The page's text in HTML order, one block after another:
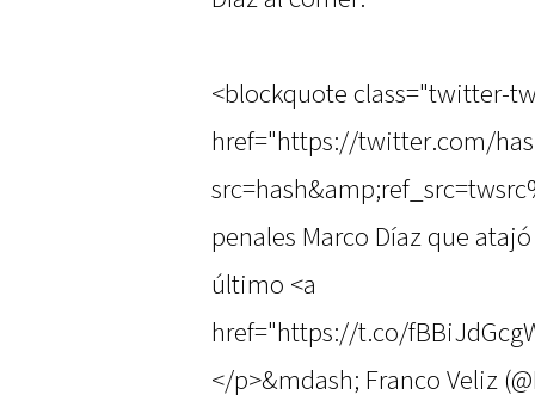
<blockquote class="twitter-
href="https://twitter.com/
penales Marco Díaz que
último <a
href="https://t.co/
</p>&mdash; Franco Veliz